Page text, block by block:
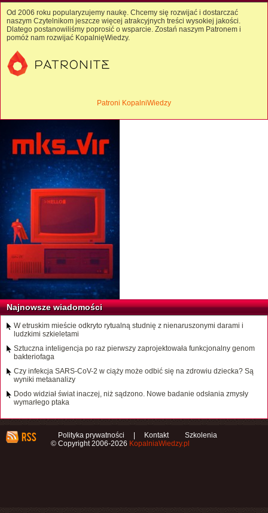
Od 2006 roku popularyzujemy naukę. Chcemy się rozwijać i dostarczać
naszym Czytelnikom jeszcze więcej atrakcyjnych treści wysokiej jakości.
Dlatego postanowiliśmy poprosić o wsparcie. Zostań naszym Patronem i
pomóż nam rozwijać KopalnięWiedzy.
Patroni KopalniWiedzy
Najnowsze wiadomości
W etruskim mieście odkryto rytualną studnię z nienaruszonymi darami i
ludzkimi szkieletami
Sztuczna inteligencja po raz pierwszy zaprojektowała funkcjonalny genom
bakteriofaga
Czy infekcja SARS-CoV-2 w ciąży może odbić się na zdrowiu dziecka? Są
wyniki metaanalizy
Dodo widział świat inaczej, niż sądzono. Nowe badanie odsłania zmysły
wymarłego ptaka
Polityka prywatności Kontakt
Szkolenia
© Copyright 2006-2026 KopalniaWiedzy.pl